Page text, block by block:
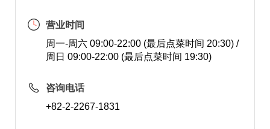
营业时间
周一-周六 09:00-22:00 (最后点菜时间 20:30) /
周日 09:00-22:00 (最后点菜时间 19:30)
咨询电话
+82-2-2267-1831